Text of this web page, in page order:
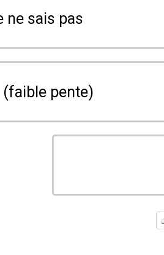
ne sais pas
(faible pente)